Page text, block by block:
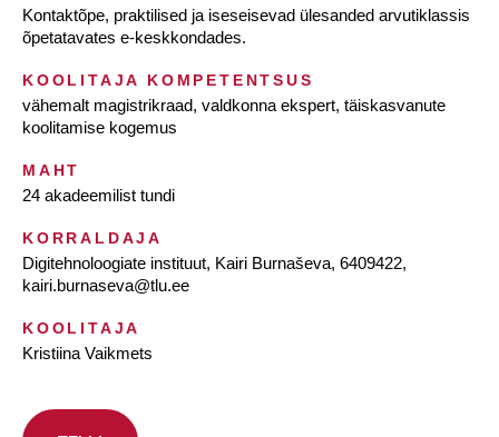
Kontaktõpe, praktilised ja iseseisevad ülesanded arvutiklassis
õpetatavates e-keskkondades.
KOOLITAJA KOMPETENTSUS
vähemalt magistrikraad, valdkonna ekspert, täiskasvanute
koolitamise kogemus
MAHT
24 akadeemilist tundi
KORRALDAJA
Digitehnoloogiate instituut, Kairi Burnaševa, 6409422,
kairi.burnaseva@tlu.ee
KOOLITAJA
Kristiina Vaikmets